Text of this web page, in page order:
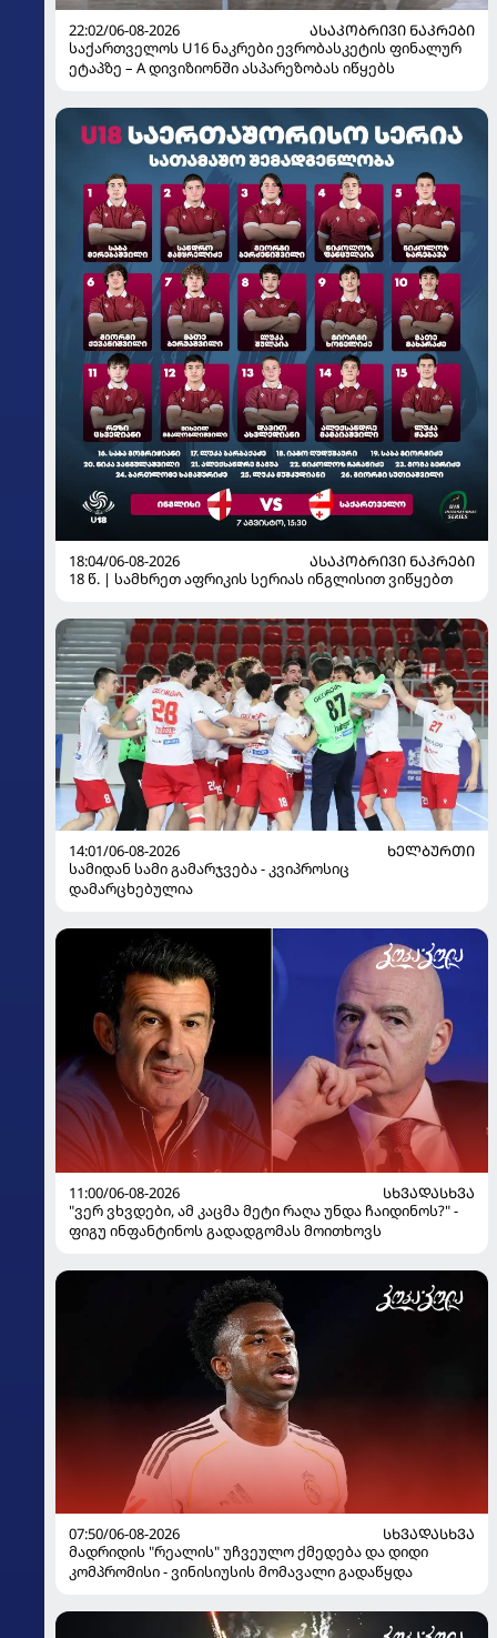
22:02/06-08-2026
ᲐᲡᲐᲙᲝᲑᲠᲘᲕᲘ ᲜᲐᲙᲠᲔᲑᲘ
საქართველოს U16 ნაკრები ევრობასკეტის ფინალურ
ეტაპზე – A დივიზიონში ასპარეზობას იწყებს
18:04/06-08-2026
ᲐᲡᲐᲙᲝᲑᲠᲘᲕᲘ ᲜᲐᲙᲠᲔᲑᲘ
18 წ. | სამხრეთ აფრიკის სერიას ინგლისით ვიწყებთ
14:01/06-08-2026
ᲮᲔᲚᲑᲣᲠᲗᲘ
სამიდან სამი გამარჯვება - კვიპროსიც
დამარცხებულია
11:00/06-08-2026
ᲡᲮᲕᲐᲓᲐᲡᲮᲕᲐ
"ვერ ვხვდები, ამ კაცმა მეტი რაღა უნდა ჩაიდინოს?" -
ფიგუ ინფანტინოს გადადგომას მოითხოვს
07:50/06-08-2026
ᲡᲮᲕᲐᲓᲐᲡᲮᲕᲐ
მადრიდის "რეალის" უჩვეულო ქმედება და დიდი
კომპრომისი - ვინისიუსის მომავალი გადაწყდა